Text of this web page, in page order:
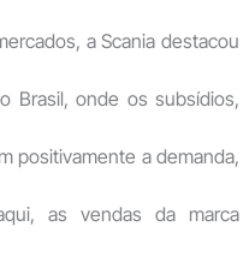
a Scania destacou
Brasil, onde os subsídios,
positivamente a demanda,
as vendas da marca